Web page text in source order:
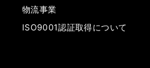
物流事業
ISO9001認証取得について